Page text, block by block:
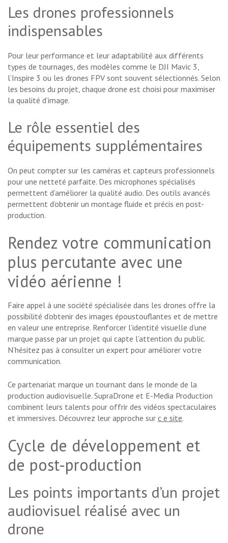
Les drones professionnels
indispensables
Pour leur performance et leur adaptabilité aux différents
types de tournages, des modèles comme le DJI Mavic 3,
l’Inspire 3 ou les drones FPV sont souvent sélectionnés. Selon
les besoins du projet, chaque drone est choisi pour maximiser
la qualité d’image.
Le rôle essentiel des
équipements supplémentaires
On peut compter sur les caméras et capteurs professionnels
pour une netteté parfaite. Des microphones spécialisés
permettent d’améliorer la qualité audio. Des outils avancés
permettent d’obtenir un montage fluide et précis en post-
production.
Rendez votre communication
plus percutante avec une
vidéo aérienne !
Faire appel à une société spécialisée dans les drones offre la
possibilité d’obtenir des images époustouflantes et de mettre
en valeur une entreprise. Renforcer l’identité visuelle d’une
marque passe par un projet qui capte l’attention du public.
N’hésitez pas à consulter un expert pour améliorer votre
communication.
Ce partenariat marque un tournant dans le monde de la
production audiovisuelle. SupraDrone et E-Media Production
combinent leurs talents pour offrir des vidéos spectaculaires
et immersives. Découvrez leur approche sur c e site.
Cycle de développement et
de post-production
Les points importants d’un projet
audiovisuel réalisé avec un
drone